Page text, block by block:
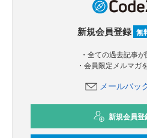
新規会員登録 無
・全ての過去記事
・会員限定メルマガ
メールバッ
新規会員登